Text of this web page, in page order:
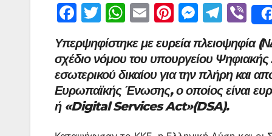
F
c
e
b
o
o
T
w
itt
er
W
at
s
A
p
p
E
ai
l
Pi
nt
er
e
st
M
e
s
s
e
n
g
T
e
gr
a
m
Vi
b
er
Υπερψηφίστηκε με ευρεία πλειοψηφία
σχέδιο νόμου του υπουργείου Ψηφιακής
εσωτερικού δικαίου για την πλήρη και
Ευρωπαϊκής Ένωσης, ο οποίος είναι
ή «Digital Services Act»(DSA).